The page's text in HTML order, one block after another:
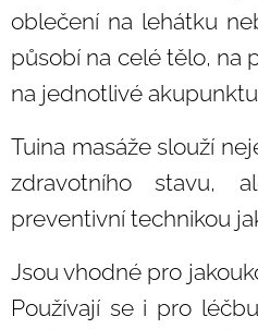
oblečení na lehátku
působí na celé tělo, na
na jednotlivé
Tuina masáže slouží
zdravotního stavu,
preventivní technikou
Jsou vhodné pro
Používají se i pro